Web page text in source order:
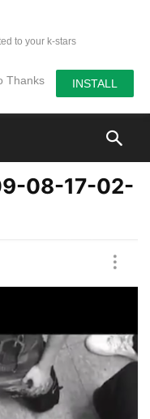
to your k-stars
Thanks INSTALL
08-17-02-